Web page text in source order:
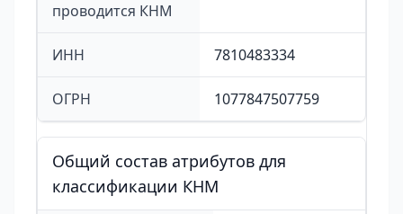
проводится КНМ
ИНН 7810483334
ОГРН 1077847507759
Общий состав атрибутов для
классификации КНМ